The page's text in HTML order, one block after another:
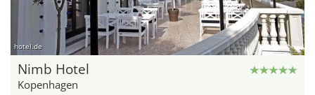
hotel.de
Nimb Hotel
Kopenhagen